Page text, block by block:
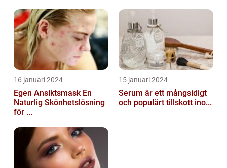
16 januari 2024
Egen Ansiktsmask En
Naturlig Skönhetslösning
för ...
15 januari 2024
Serum är ett mångsidigt
och populärt tillskott ino...